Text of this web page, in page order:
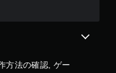
方法の確認, ゲー